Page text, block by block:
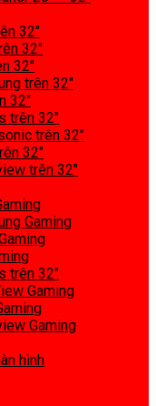
32″
32″
32″
trên 32″
32″
trên 32″
trên 32″
32″
trên 32″
Gaming
trên 32″
Gaming
Gaming
hình